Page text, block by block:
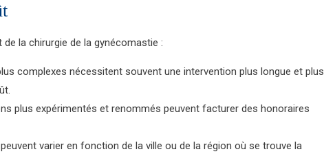
la chirurgie de la gynécomastie :
complexes nécessitent souvent une intervention plus longue et plus
plus expérimentés et renommés peuvent facturer des honoraires
varier en fonction de la ville ou de la région où se trouve la